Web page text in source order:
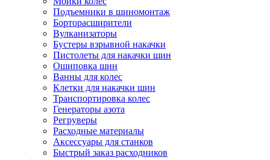
Подъемники в шиномонтаж
Борторасширители
Вулканизаторы
Бустеры взрывной накачки
Пистолеты для накачки шин
Ошиповка шин
Ванны для колес
Клетки для накачки шин
Транспортировка колес
Генераторы азота
Регруверы
Расходные материалы
Аксессуары для станков
Быстрый заказ расходников